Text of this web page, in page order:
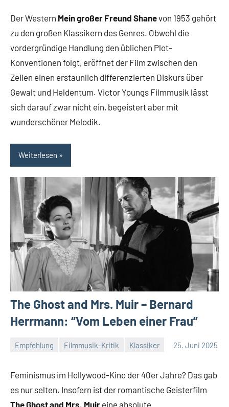
Der Western Mein großer Freund Shanevon 1953 gehört
zu den großen Klassikern des Genres. Obwohl die
vordergründige Handlung den üblichen Plot-
Konventionen folgt, eröffnet der Film zwischen den
Zeilen einen erstaunlich differenzierten Diskurs über
Gewalt und Heldentum. Victor Youngs Filmmusik lässt
sich darauf zwar nicht ein, begeistert aber mit
wunderschöner Melodik.
Weiterlesen
The Ghost and Mrs. Muir – Bernard
Herrmann: “Vom Leben einer Frau”
Empfehlung Filmmusik-Kritik Klassiker 25. Juni 2025
Keine
Feminismus im Hollywood-Kino der 40er Jahre? Das gab
es nur selten. Insofern ist der romantische Geisterfilm
The Ghost and Mrs. Muir eine absolute